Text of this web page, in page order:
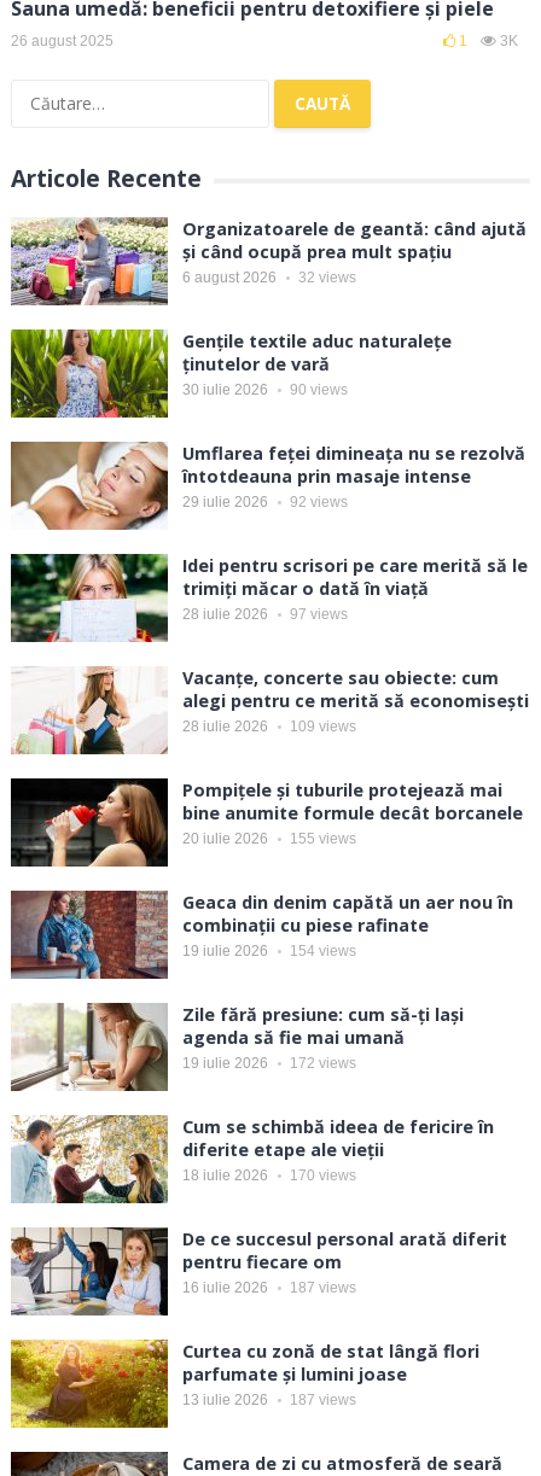
Sauna umedă: beneficii pentru detoxifiere și piele
26 august 2025 1 3K
Caută
Articole Recente
Organizatoarele de geantă: când ajută
și când ocupă prea mult spațiu
6 august 2026 32 views
Gențile textile aduc naturalețe
ținutelor de vară
30 iulie 2026 90 views
Umflarea feței dimineața nu se rezolvă
întotdeauna prin masaje intense
29 iulie 2026 92 views
Idei pentru scrisori pe care merită să le
trimiți măcar o dată în viață
28 iulie 2026 97 views
Vacanțe, concerte sau obiecte: cum
alegi pentru ce merită să economisești
28 iulie 2026 109 views
Pompițele și tuburile protejează mai
bine anumite formule decât borcanele
20 iulie 2026 155 views
Geaca din denim capătă un aer nou în
combinații cu piese rafinate
19 iulie 2026 154 views
Zile fără presiune: cum să-ți lași
agenda să fie mai umană
19 iulie 2026 172 views
Cum se schimbă ideea de fericire în
diferite etape ale vieții
18 iulie 2026 170 views
De ce succesul personal arată diferit
pentru fiecare om
16 iulie 2026 187 views
Curtea cu zonă de stat lângă flori
parfumate și lumini joase
13 iulie 2026 187 views
Camera de zi cu atmosferă de seară